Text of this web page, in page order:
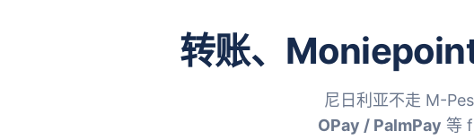
转账、
尼日利亚不走 M-
OPay / PalmPay 等